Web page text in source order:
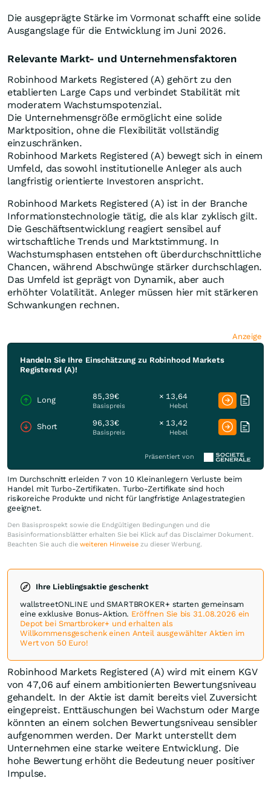
Die ausgeprägte Stärke im Vormonat schafft eine solide
Ausgangslage für die Entwicklung im Juni 2026.
Relevante Markt- und Unternehmensfaktoren
Robinhood Markets Registered (A) gehört zu den
etablierten Large Caps und verbindet Stabilität mit
moderatem Wachstumspotenzial.
Die Unternehmensgröße ermöglicht eine solide
Marktposition, ohne die Flexibilität vollständig
einzuschränken.
Robinhood Markets Registered (A) bewegt sich in einem
Umfeld, das sowohl institutionelle Anleger als auch
langfristig orientierte Investoren anspricht.
Robinhood Markets Registered (A) ist in der Branche
Informationstechnologie tätig, die als klar zyklisch gilt.
Die Geschäftsentwicklung reagiert sensibel auf
wirtschaftliche Trends und Marktstimmung. In
Wachstumsphasen entstehen oft überdurchschnittliche
Chancen, während Abschwünge stärker durchschlagen.
Das Umfeld ist geprägt von Dynamik, aber auch
erhöhter Volatilität. Anleger müssen hier mit stärkeren
Schwankungen rechnen.
Anzeige
Handeln Sie Ihre Einschätzung zu Robinhood Markets
Registered (A)!
Long 85,39€
Basispreis
× 13,64
Hebel
Short 96,33€
Basispreis
× 13,42
Hebel
Präsentiert von
Im Durchschnitt erleiden 7 von 10 Kleinanlegern Verluste beim
Handel mit Turbo-Zertifikaten. Turbo-Zertifikate sind hoch
risikoreiche Produkte und nicht für langfristige Anlagestrategien
geeignet.
Den Basisprospekt sowie die Endgültigen Bedingungen und die
Basisinformationsblätter erhalten Sie bei Klick auf das Disclaimer Dokument.
Beachten Sie auch die weiteren Hinweise zu dieser Werbung.
Ihre Lieblingsaktie geschenkt
wallstreetONLINE und SMARTBROKER+ starten gemeinsam
eine exklusive Bonus-Aktion. Eröffnen Sie bis 31.08.2026 ein
Depot bei Smartbroker+ und erhalten als
Willkommensgeschenk einen Anteil ausgewählter Aktien im
Wert von 50 Euro!
Robinhood Markets Registered (A) wird mit einem KGV
von 47,06 auf einem ambitionierten Bewertungsniveau
gehandelt. In der Aktie ist damit bereits viel Zuversicht
eingepreist. Enttäuschungen bei Wachstum oder Marge
könnten an einem solchen Bewertungsniveau sensibler
aufgenommen werden. Der Markt unterstellt dem
Unternehmen eine starke weitere Entwicklung. Die
hohe Bewertung erhöht die Bedeutung neuer positiver
Impulse.